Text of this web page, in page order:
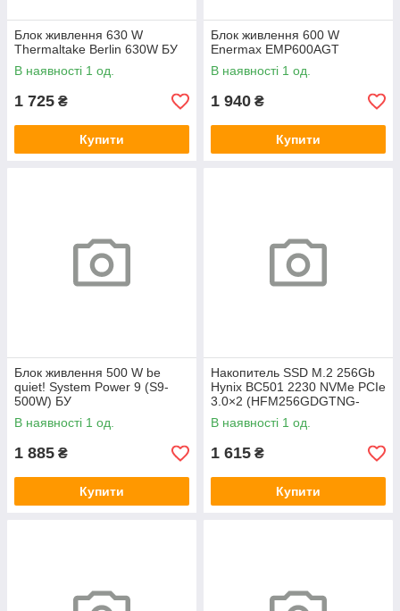
Блок живлення 630 W
Thermaltake Berlin 630W БУ
В наявності 1 од.
1 725 ₴
Купити
Блок живлення 600 W
Enermax EMP600AGT
В наявності 1 од.
1 940 ₴
Купити
Блок живлення 500 W be
quiet! System Power 9 (S9-
500W) БУ
В наявності 1 од.
1 885 ₴
Купити
Накопитель SSD M.2 256Gb
Hynix BC501 2230 NVMe PCIe
3.0×2 (HFM256GDGTNG-
83A0A) 800/1600 БУ
В наявності 1 од.
1 615 ₴
Купити